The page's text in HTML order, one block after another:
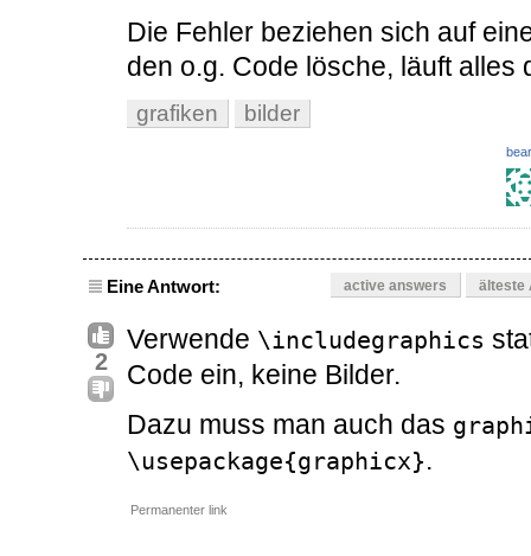
Die Fehler beziehen sich auf
den o.g. Code lösche, läuft alles
grafiken bilder
Eine Antwort: active answers älteste
2
Verwende \includegraphics
Code ein, keine Bilder.
Dazu muss man auch das
\usepackage{graphicx}.
Permanenter link